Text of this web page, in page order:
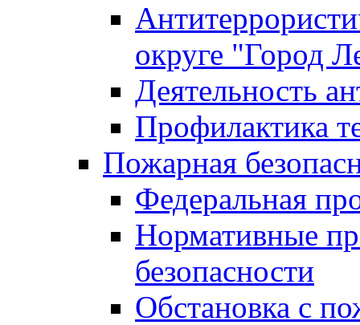
округе "Город
Деятельность
Профилактика
Пожарная
Федеральная
Нормативные
безопасности
Обстановка с